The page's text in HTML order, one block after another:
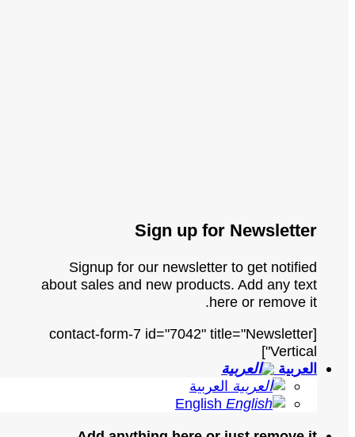
Sign up for Newsletter
Signup for our newsletter to get notified
about sales and new products. Add any text
here or remove it.
[contact-form-7 id="7042" title="Newsletter
Vertical"]
العربية
العربية